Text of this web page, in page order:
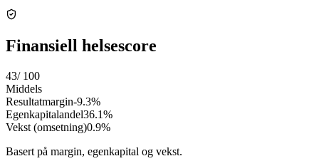
Finansiell helsescore
43/ 100
Middels
Resultatmargin-9.3%
Egenkapitalandel36.1%
Vekst (omsetning)0.9%
Basert på margin, egenkapital og vekst.